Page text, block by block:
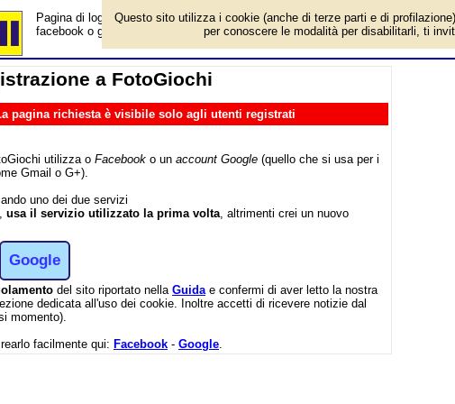
Pagina di login/registrazione al sito FotoGiochi, per partecipare alle attività del
facebook o google.
a FotoGiochi
pagina richiesta è visibile solo agli utenti registrati
utilizza o Facebook o un account Google (quello che si usa per i
Gmail o G+).
uno dei due servizi
usa il servizio utilizzato la prima volta , altrimenti crei un nuovo
Google
del sito riportato nella Guida e confermi di aver letto la nostra
dedicata all'uso dei cookie. Inoltre accetti di ricevere notizie dal
momento).
facilmente qui: Facebook - Google
Questo sito utilizza i cookie (anche di terze parti e di
per conoscere le modalità per disabilitarli, ti